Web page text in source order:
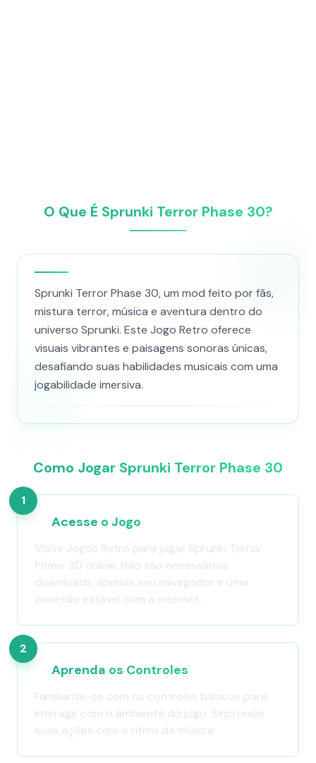
O Que É Sprunki Terror Phase 30?
Sprunki Terror Phase 30, um mod feito por fãs,
mistura terror, música e aventura dentro do
universo Sprunki. Este Jogo Retro oferece
visuais vibrantes e paisagens sonoras únicas,
desafiando suas habilidades musicais com uma
jogabilidade imersiva.
Como Jogar Sprunki Terror Phase 30
1
Acesse o Jogo
Visite Jogos Retro para jogar Sprunki Terror
Phase 30 online. Não são necessários
downloads, apenas seu navegador e uma
conexão estável com a internet.
2
Aprenda os Controles
Familiarize-se com os controles básicos para
interagir com o ambiente do jogo. Sincronize
suas ações com o ritmo da música.